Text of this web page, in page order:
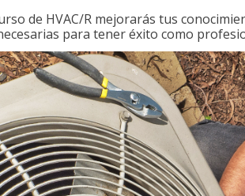
de HVAC/R mejorarás tus
para tener éxito como